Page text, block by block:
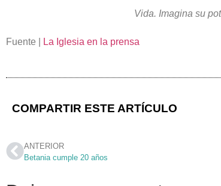
Vida. Imagina su
Fuente | La Iglesia en la prensa
COMPARTIR ESTE ARTÍCULO
ANTERIOR
Betania cumple 20 años